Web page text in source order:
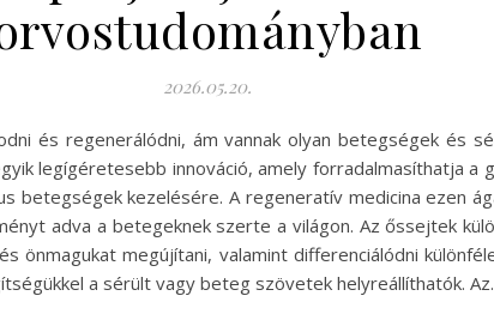
2026.05.20.
és regenerálódni, ám vannak olyan betegségek és
legígéretesebb innováció, amely forradalmasíthatja a
betegségek kezelésére. A regeneratív medicina ezen
adva a betegeknek szerte a világon. Az őssejtek
önmagukat megújítani, valamint differenciálódni
a sérült vagy beteg szövetek helyreállíthatók.